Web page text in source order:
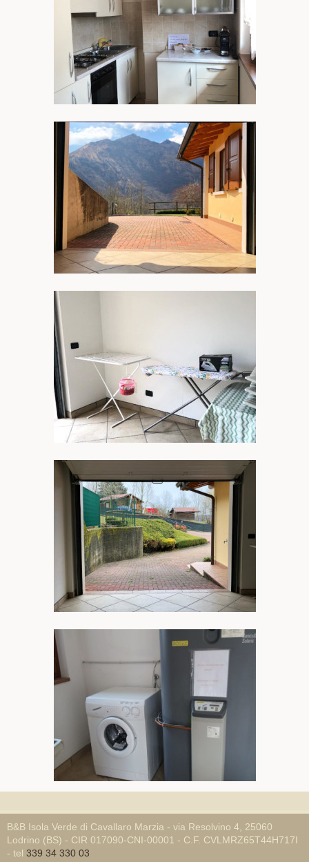
B&B Isola Verde di Cavallaro Marzia - via Resolvino 4, 25060
Lodrino (BS) - CIR 017090-CNI-00001 - C.F. CVLMRZ65T44H717I
- tel 339 34 330 03